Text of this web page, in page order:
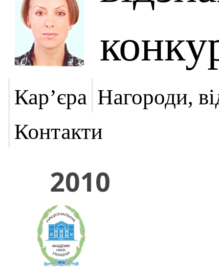
Кар’єра Нагороди,
Контакти
2010